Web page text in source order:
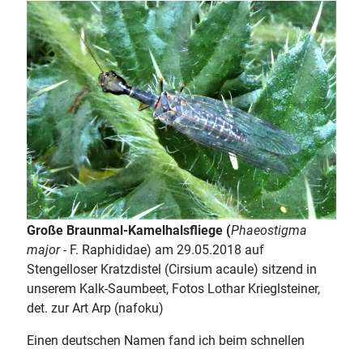
Große Braunmal-Kamelhalsfliege (Phaeostigma
major- F. Raphididae) am 29.05.2018 auf
Stengelloser Kratzdistel (Cirsium acaule) sitzend in
unserem Kalk-Saumbeet, Fotos Lothar Krieglsteiner,
det. zur Art Arp (nafoku)
Einen deutschen Namen fand ich beim schnellen